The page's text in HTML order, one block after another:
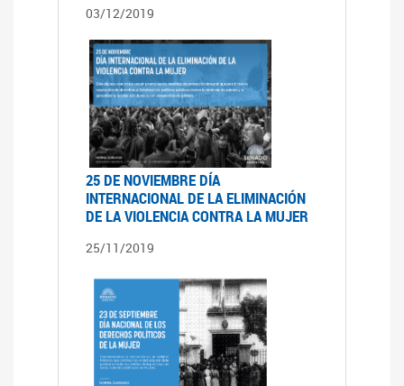
03/12/2019
25 DE NOVIEMBRE DÍA
INTERNACIONAL DE LA ELIMINACIÓN
DE LA VIOLENCIA CONTRA LA MUJER
25/11/2019